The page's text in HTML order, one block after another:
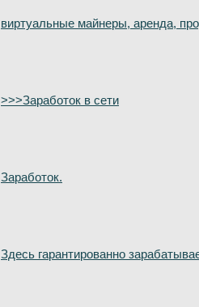
виртуальные майнеры, аренда,
>>>Заработок в сети
Заработок.
Здесь гарантированно